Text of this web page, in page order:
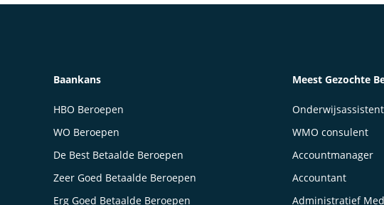
Baankans
HBO Beroepen
WO Beroepen
De Best Betaalde Beroepen
Zeer Goed Betaalde Beroepen
Erg Goed Betaalde Beroepen
Meest Gezochte
Onderwijsassistent
WMO consulent
Accountmanager
Accountant
Administratief